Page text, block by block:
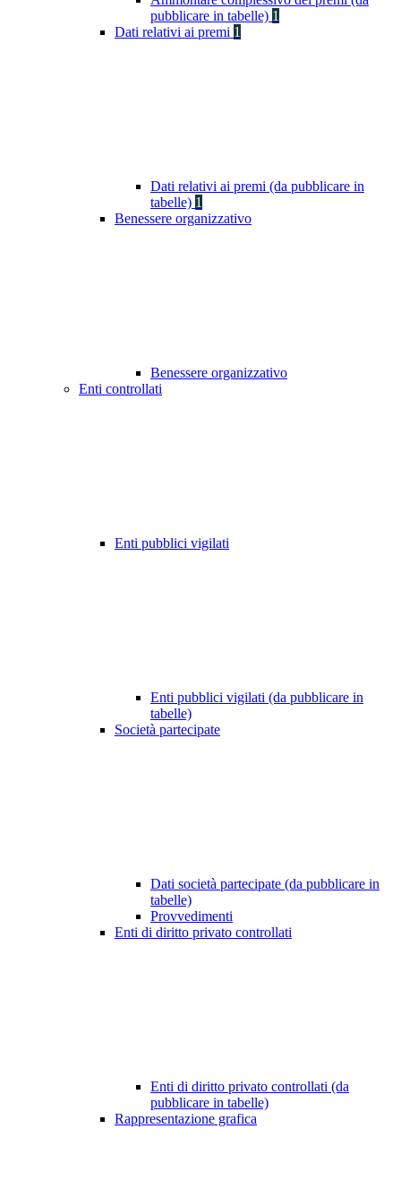
pubblicare in tabelle) 1
Dati relativi ai premi 1
Dati relativi ai premi (da pubblicare in
tabelle) 1
Benessere organizzativo
Benessere organizzativo
Enti controllati
Enti pubblici vigilati
Enti pubblici vigilati (da pubblicare in
tabelle)
Società partecipate
Dati società partecipate (da pubblicare in
tabelle)
Provvedimenti
Enti di diritto privato controllati
Enti di diritto privato controllati (da
pubblicare in tabelle)
Rappresentazione grafica